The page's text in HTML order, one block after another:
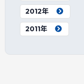
2012年
2011年